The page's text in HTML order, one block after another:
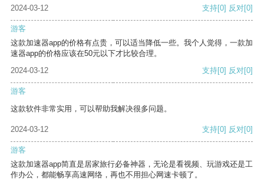
2024-03-12 支持[0] 反对[0]
游客
这款加速器app的价格有点贵，可以适当降低一些。我个人觉得，一款加
速器app的价格应该在50元以下才比较合理。
2024-03-12
支持[0] 反对[0]
游客
这款软件非常实用，可以帮助我解决很多问题。
2024-03-12 支持[0] 反对[0]
游客
这款加速器app简直是居家旅行必备神器，无论是看视频、玩游戏还是工
作办公，都能畅享高速网络，再也不用担心网速卡顿了。